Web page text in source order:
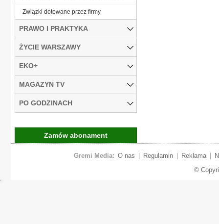
Związki dotowane przez firmy
PRAWO I PRAKTYKA
ŻYCIE WARSZAWY
EKO+
MAGAZYN TV
PO GODZINACH
Zamów abonament
Gremi Media: O nas Regulamin Reklama
©